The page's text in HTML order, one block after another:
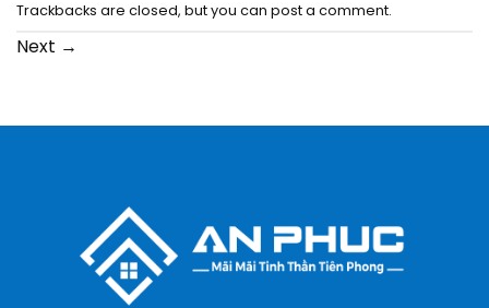
Trackbacks are closed, but you can post a comment.
Next →